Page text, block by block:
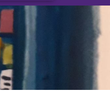
Agenda
Summer Stories 2026
Zakelijk
Algemeen
Verkoop op locatie
Voor Medewerkers en Relaties